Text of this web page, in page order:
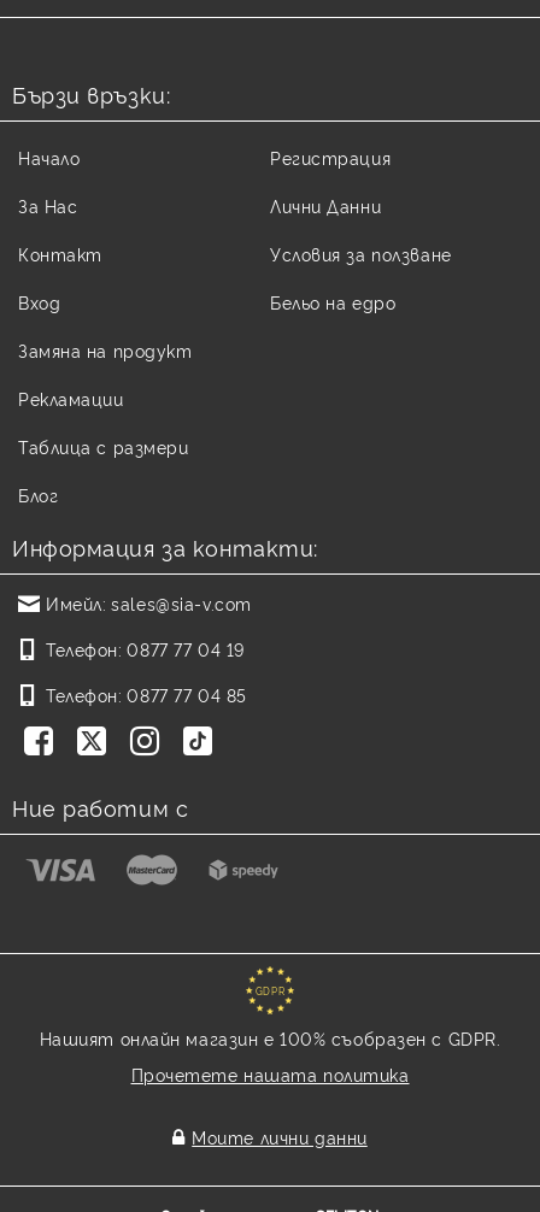
Бързи връзки:
Начало
За Нас
Контакт
Вход
Регистрация
Лични Данни
Условия за ползване
Бельо на едро
Замяна на продукт
Рекламации
Таблица с размери
Блог
Информация за контакти:
Имейл: sales@sia-v.com
Телефон: 0877 77 04 19
Телефон: 0877 77 04 85
Ние работим с
GDPR
Нашият онлайн магазин е 100% съобразен с GDPR.
Прочетете нашата политика
Моите лични данни